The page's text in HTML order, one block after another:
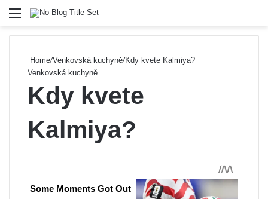
Menu
Home/Venkovská kuchyně/Kdy kvete Kalmiya?
Venkovská kuchyně
Kdy kvete
Kalmiya?